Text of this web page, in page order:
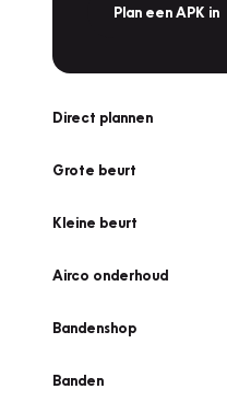
Plan een APK in
Direct plannen
Grote beurt
Kleine beurt
Airco onderhoud
Bandenshop
Banden